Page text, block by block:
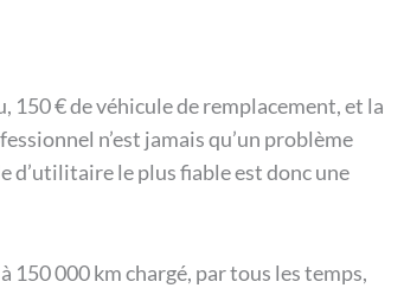
150 € de véhicule de remplacement, et la
n’est jamais qu’un problème
d’utilitaire le plus fiable est donc une
150 000 km chargé, par tous les temps,